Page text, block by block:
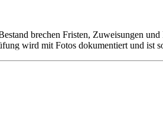
brechen Fristen, Zuweisungen
wird mit Fotos dokumentiert und ist